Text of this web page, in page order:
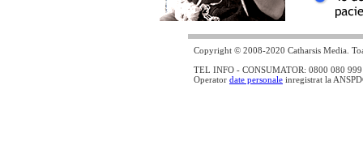
Copyright © 2008-2020 Catharsis Media.
TEL INFO - CONSUMATOR: 0800 080
Operator date personale inregistrat la